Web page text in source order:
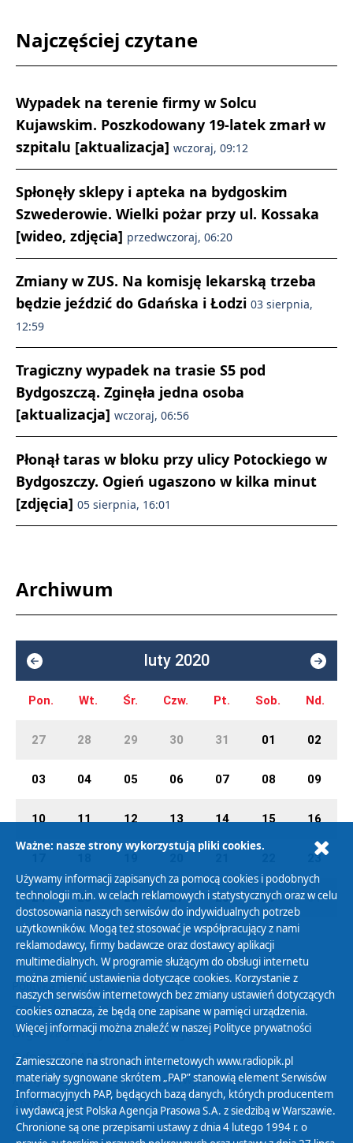
Najczęściej czytane
Wypadek na terenie firmy w Solcu
Kujawskim. Poszkodowany 19-latek zmarł w
szpitalu [aktualizacja] wczoraj, 09:12
Spłonęły sklepy i apteka na bydgoskim
Szwederowie. Wielki pożar przy ul. Kossaka
[wideo, zdjęcia] przedwczoraj, 06:20
Zmiany w ZUS. Na komisję lekarską trzeba
będzie jeździć do Gdańska i Łodzi 03 sierpnia,
12:59
Tragiczny wypadek na trasie S5 pod
Bydgoszczą. Zginęła jedna osoba
[aktualizacja] wczoraj, 06:56
Płonął taras w bloku przy ulicy Potockiego w
Bydgoszczy. Ogień ugaszono w kilka minut
[zdjęcia] 05 sierpnia, 16:01
Archiwum
luty 2020
Pon. Wt. Śr. Czw. Pt. Sob. Nd.
27 28 29 30 31 01 02
03 04 05 06 07 08 09
10 11 12 13 14 15 16
23
24 25 26 27 28 29 01
Polityka Prywatności
Zasady korzystania z Serwisu
Organizacje Pożytku Publicznego
Cyfryzacja DAB+
Polityka ochrony danych osobowych
Abonament
Zamówienia publiczne
Ważne: nasze strony wykorzystują pliki cookies.
Używamy informacji zapisanych za pomocą cookies i podobnych
technologii m.in. w celach reklamowych i statystycznych oraz w celu
dostosowania naszych serwisów do indywidualnych potrzeb
użytkowników. Mogą też stosować je współpracujący z nami
reklamodawcy, firmy badawcze oraz dostawcy aplikacji
multimedialnych. W programie służącym do obsługi internetu
można zmienić ustawienia dotyczące cookies. Korzystanie z
naszych serwisów internetowych bez zmiany ustawień dotyczących
cookies oznacza, że będą one zapisane w pamięci urządzenia.
Więcej informacji można znaleźć w naszej Polityce prywatności
Zamieszczone na stronach internetowych www.radiopik.pl
materiały sygnowane skrótem „PAP” stanowią element Serwisów
Informacyjnych PAP, będących bazą danych, których producentem
i wydawcą jest Polska Agencja Prasowa S.A. z siedzibą w Warszawie.
Chronione są one przepisami ustawy z dnia 4 lutego 1994 r. o